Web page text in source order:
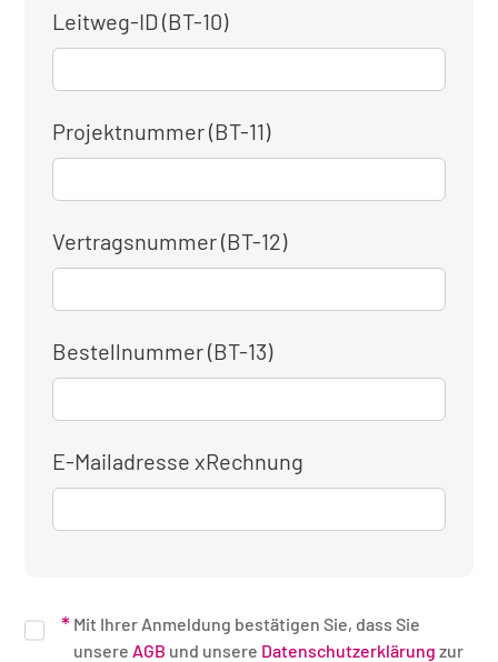
Leitweg-ID (BT-10)
Projektnummer (BT-11)
Vertragsnummer (BT-12)
Bestellnummer (BT-13)
E-Mailadresse xRechnung
Mit Ihrer Anmeldung bestätigen Sie, dass Sie
unsere AGB und unsere Datenschutzerklärung zur